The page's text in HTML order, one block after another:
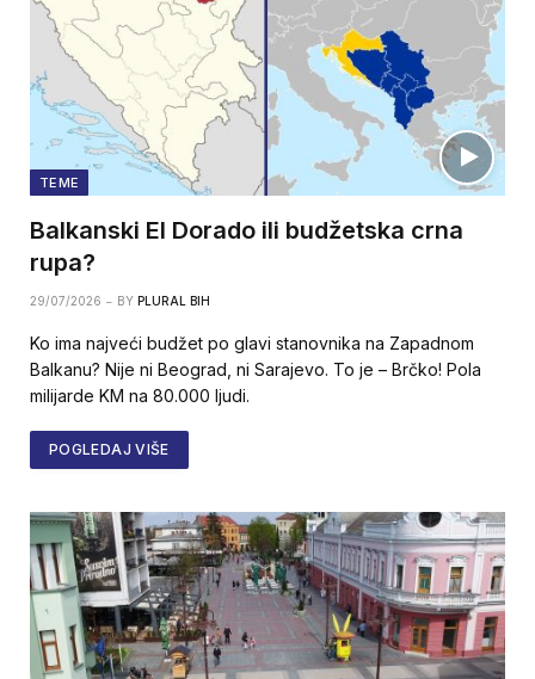
TEME
Balkanski El Dorado ili budžetska crna
rupa?
29/07/2026 BY PLURAL BIH
Ko ima najveći budžet po glavi stanovnika na Zapadnom
Balkanu? Nije ni Beograd, ni Sarajevo. To je – Brčko! Pola
milijarde KM na 80.000 ljudi.
POGLEDAJ VIŠE